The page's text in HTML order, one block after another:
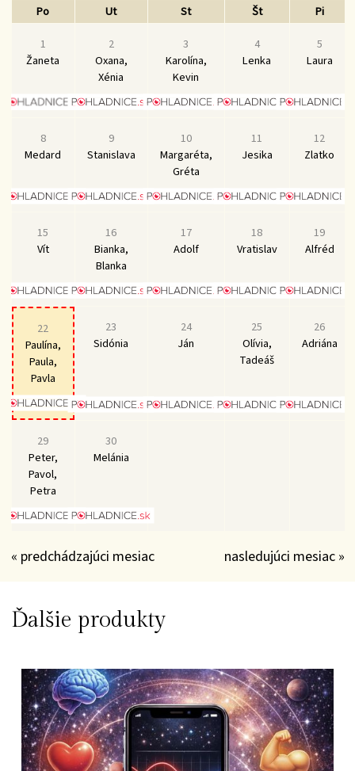
Po Ut St Št
Pi
1
Žaneta
2
Oxana,
Xénia
3
Karolína,
Kevin
4
Lenka
5
Laura
8
Medard
9
Stanislava
10
Margaréta,
Gréta
11
Jesika
12
Zlatko
15
Vít
16
Bianka,
Blanka
17
Adolf
18
Vratislav
19
Alfréd
22
Paulína,
Paula,
Pavla
23
Sidónia
24
Ján
25
Olívia,
Tadeáš
26
Adriána
29
Peter,
Pavol,
Petra
30
Melánia
« predchádzajúci mesiac nasledujúci mesiac »
Ďalšie produkty